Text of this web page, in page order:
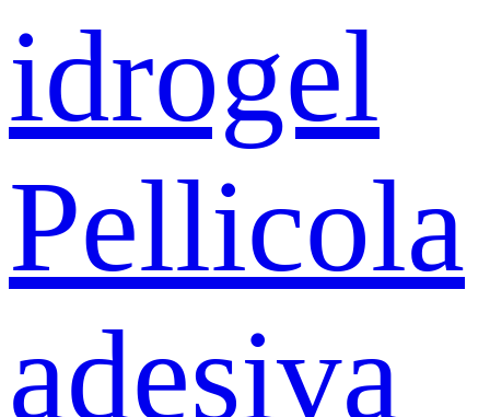
idrogel
Pellicola
adesiva